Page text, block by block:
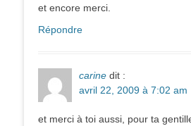
et encore merci.
Répondre
carine dit :
avril 22, 2009 à 7:02 am
et merci à toi aussi, pour ta